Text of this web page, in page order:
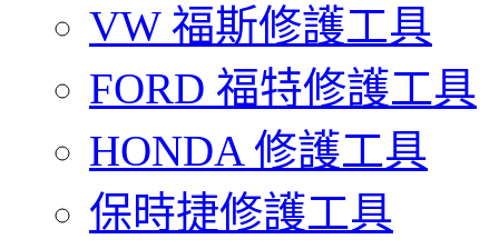
VW 福斯修護工具
FORD 福特修護工具
HONDA 修護工具
保時捷修護工具